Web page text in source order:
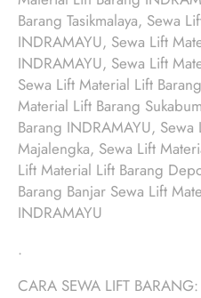
Barang Tasikmalaya, Sewa
INDRAMAYU, Sewa Lift
INDRAMAYU, Sewa Lift
Sewa Lift Material Lift
Material Lift Barang
Barang INDRAMAYU,
Majalengka, Sewa Lift
Lift Material Lift Barang
Barang Banjar Sewa Lift
INDRAMAYU
.
CARA SEWA LIFT BARANG: